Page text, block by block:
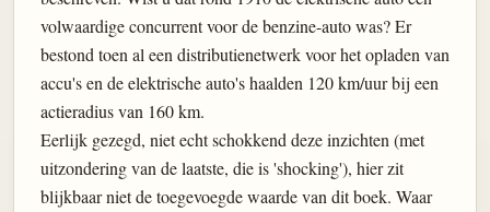
volwaardige concurrent voor de benzine-auto was? Er
bestond toen al een distributienetwerk voor het opladen van
accu's en de elektrische auto's haalden 120 km/uur bij een
actieradius van 160 km.
Eerlijk gezegd, niet echt schokkend deze inzichten (met
uitzondering van de laatste, die is 'shocking'), hier zit
blijkbaar niet de toegevoegde waarde van dit boek. Waar